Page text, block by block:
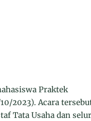
Praktek
2023). Acara
Tata Usaha dan